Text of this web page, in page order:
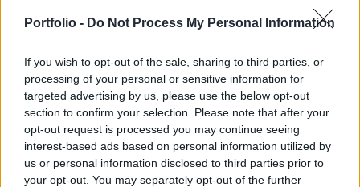
Portfolio - Do Not Process My Personal Information
If you wish to opt-out of the sale, sharing to third parties, or
processing of your personal or sensitive information for
targeted advertising by us, please use the below opt-out
section to confirm your selection. Please note that after your
opt-out request is processed you may continue seeing
interest-based ads based on personal information utilized by
us or personal information disclosed to third parties prior to
your opt-out. You may separately opt-out of the further
százalékos évesített hozamot elérő CA
további 3,5 év kamatadó-mentességet kínál.
A Pioneer Alapkezelő és az UniCredit Bank a CA
Tőkegarantált Alap 2 futamidejét "meghosszabbította", az
alap új, UniCredit Piaci Optimum Alap néven, de a korábbi
befektetési portfólió megtartásával születik újjá. Az Alap
befektetési jegyei 2007. május 17. és május 31. között